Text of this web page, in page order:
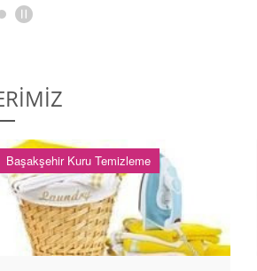
Başakşehir Kuru Temizleme